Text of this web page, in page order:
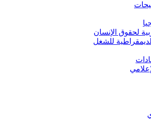
لحقوق الإنسان
الديمقراطية للشغل